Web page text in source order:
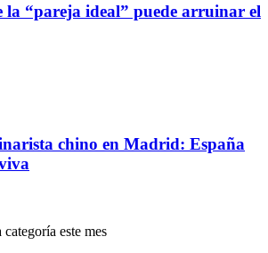
la “pareja ideal” puede arruinar el
chino en Madrid: España
este mes